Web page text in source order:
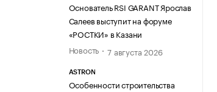
Основатель RSI GARANT Ярослав
Салеев выступит на форуме
«РОСТКИ» в Казани
Новость
7 августа 2026
ASTRON
Особенности строительства